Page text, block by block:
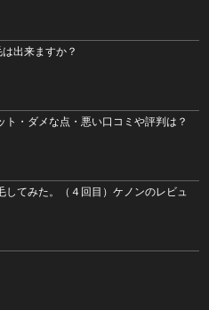
出来ますか？
ト・ダメな点・悪い口コミや評判は？
してみた。（４回目）ケノンのレビュ